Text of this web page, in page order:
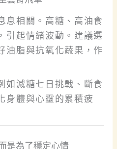
息相關。高糖、高油食
引起情緒波動。建議選
油脂與抗氧化蔬果，作
如減糖七日挑戰、斷食
身體與心靈的累積疲
是為了穩定心情